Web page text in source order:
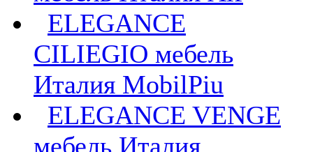
ELEGANCE
CILIEGIO мебель
Италия MobilPiu
ELEGANCE VENGE
мебель Италия